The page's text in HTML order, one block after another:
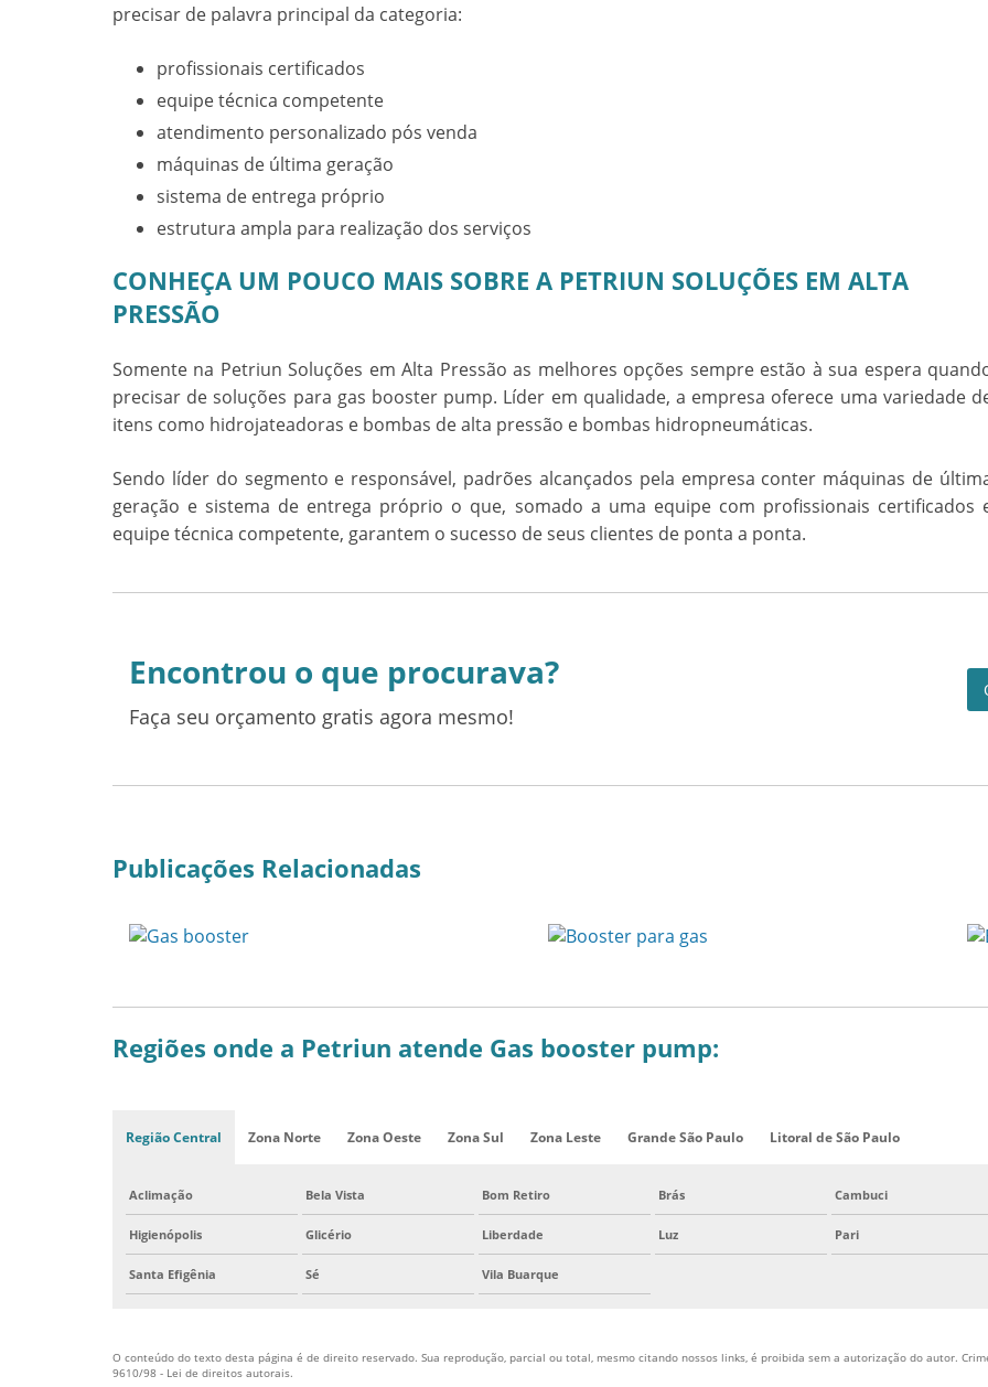
precisar de palavra principal da categoria:
profissionais certificados
equipe técnica competente
atendimento personalizado pós venda
máquinas de última geração
sistema de entrega próprio
estrutura ampla para realização dos serviços
CONHEÇA UM POUCO MAIS SOBRE A PETRIUN SOLUÇÕES EM ALTA
PRESSÃO
Somente na Petriun Soluções em Alta Pressão as melhores opções sempre estão à sua espera
precisar de soluções para gas booster pump. Líder em qualidade, a empresa oferece uma variedade
itens como hidrojateadoras e bombas de alta pressão e bombas hidropneumáticas.
Sendo líder do segmento e responsável, padrões alcançados pela empresa conter máquinas de
geração e sistema de entrega próprio o que, somado a uma equipe com profissionais certificados
equipe técnica competente, garantem o sucesso de seus clientes de ponta a ponta.
Encontrou o que procurava?
Faça seu orçamento gratis agora mesmo!
Publicações Relacionadas
Regiões onde a Petriun atende Gas booster pump:
Região Central Zona Norte Zona Oeste Zona Sul Zona Leste Grande São Paulo Litoral de São Paulo
Aclimação Bela Vista Bom Retiro Brás Cambuci
Higienópolis Glicério Liberdade Luz Pari
Santa Efigênia Sé Vila Buarque
O conteúdo do texto desta página é de direito reservado. Sua reprodução, parcial ou total, mesmo citando nossos links, é proibida sem a autorização do autor.
9610/98 - Lei de direitos autorais.